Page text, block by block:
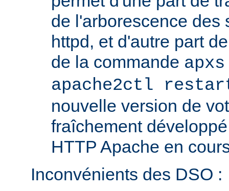
de l'arborescence des
httpd, et d'autre part
de la commande
apache2ctl
nouvelle version de
fraîchement
HTTP Apache en
Inconvénients des DSO :